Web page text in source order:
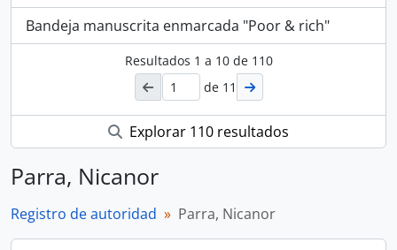
Bandeja manuscrita enmarcada "Poor & rich"
Resultados 1 a 10de 110
de 11
Explorar 110 resultados
Parra, Nicanor
Registro de autoridad Parra, Nicanor